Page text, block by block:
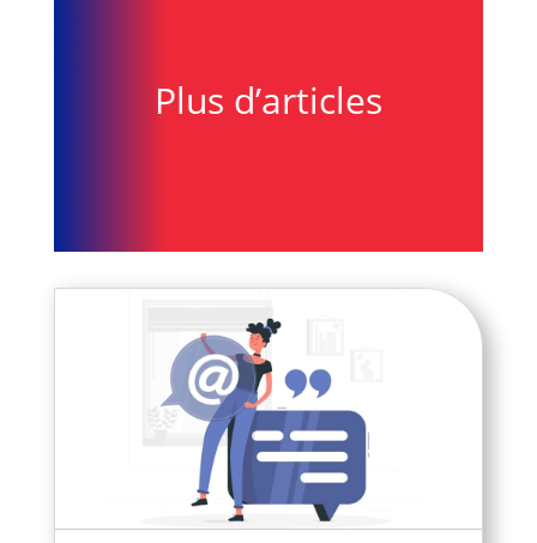
Plus d’articles